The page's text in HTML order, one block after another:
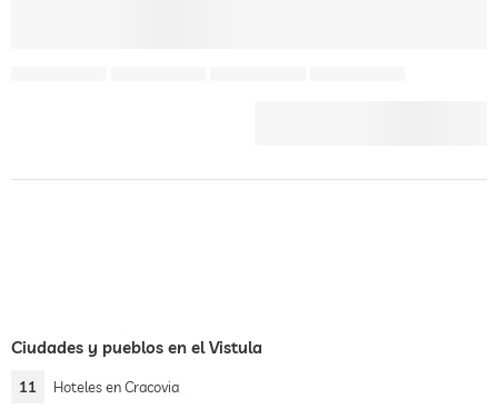
Ciudades y pueblos en el Vistula
11 Hoteles en Cracovia